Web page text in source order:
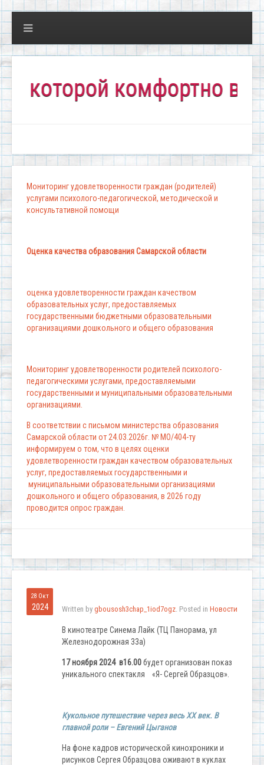
комфортно всем!"
Мониторинг удовлетворенности граждан (родителей)
услугами психолого-педагогической, методической и
консультативной помощи
Оценка качества образования Самарской области
оценка удовлетворенности граждан качеством
образовательных услуг, предоставляемых
государственными бюджетными образовательными
организациями дошкольного и общего образования
Мониторинг удовлетворенности родителей психолого-
педагогическими услугами, предоставляемыми
государственными и муниципальными образовательными
организациями.
В соответствии с письмом министерства образования
Самарской области от 24.03.2026г. № МО/404-ту
информируем о том, что в целях оценки
удовлетворенности граждан качеством образовательных
услуг, предоставляемых государственными и
муниципальными образовательными организациями
дошкольного и общего образования, в 2026 году
проводится опрос граждан.
28 Окт
2024 Written by gbousosh3chap_1iod7ogz. Posted in Новости
В кинотеатре Синема Лайк (ТЦ Панорама, ул
Железнодорожная 33а)
17 ноября 2024 в16.00будет организован показ
уникального спектакля «Я- Сергей Образцов».
Кукольное путешествие через весь ХХ век. В
главной роли – Евгений Цыганов
На фоне кадров исторической кинохроники и
рисунков Сергея Образцова оживают в куклах